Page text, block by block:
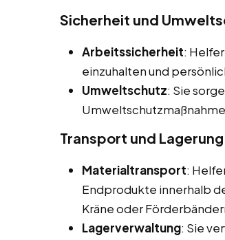
Sicherheit und
Arbeitssicherheit:
einzuhalten und
Umweltschutz: Sie
Transport und Lagerung
Materialtransport:
Endprodukte innerhalb
Kräne oder
Lagerverwaltung: Sie